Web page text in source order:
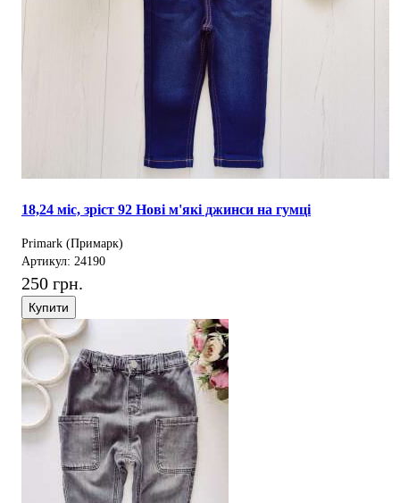
18,24 міс, зріст 92 Нові м'які джинси на гумці
Primark (Примарк)
Артикул: 24190
250 грн.
Купити